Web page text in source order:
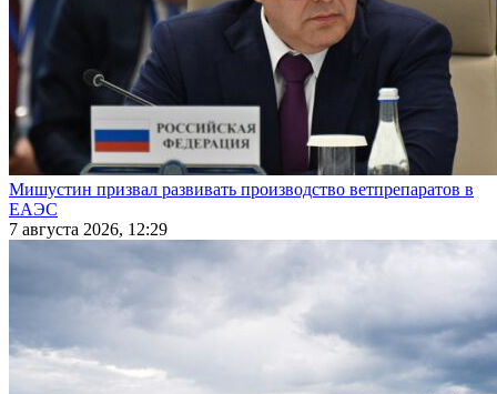
Мишустин призвал развивать производство ветпрепаратов в
ЕАЭС
7 августа 2026, 12:29